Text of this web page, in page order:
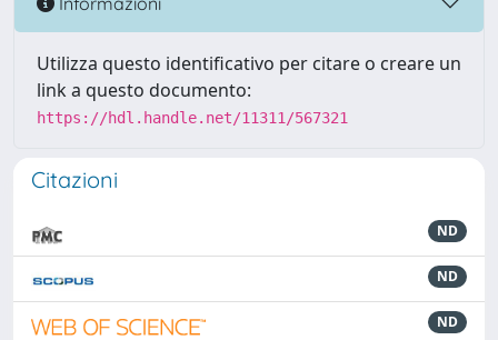
Utilizza questo identificativo per citare o creare un
link a questo documento:
https://hdl.handle.net/11311/567321
Citazioni
ND
ND
ND